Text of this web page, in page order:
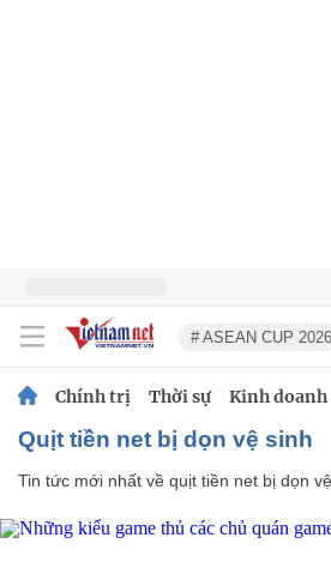
# ASEAN CUP 2026
Chính trị Thời sự Kinh doanh
quịt tiền net bị dọn vệ sinh
Tin tức mới nhất về quịt tiền net bị dọn